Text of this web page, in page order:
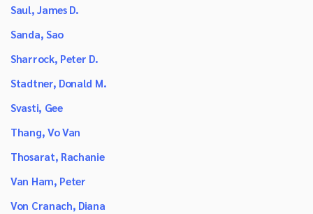
Saul, James D.
Sanda, Sao
Sharrock, Peter D.
Stadtner, Donald M.
Svasti, Gee
Thang, Vo Van
Thosarat, Rachanie
Van Ham, Peter
Von Cranach, Diana